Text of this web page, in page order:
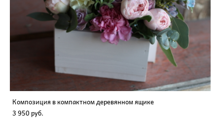
Композиция в компактном деревянном ящике
3 950 pуб.